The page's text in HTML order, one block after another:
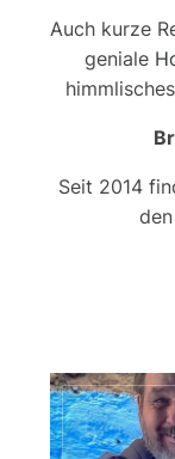
Auch kurze
geniale
Seit 2014